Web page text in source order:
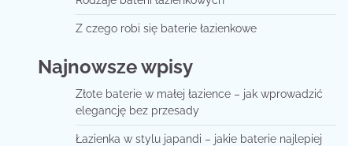
Z czego robi się baterie łazienkowe
Najnowsze wpisy
Złote baterie w małej łazience – jak wprowadzić
elegancję bez przesady
Łazienka w stylu japandi – jakie baterie najlepiej